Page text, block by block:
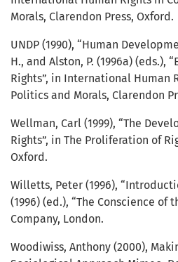
Morals, Clarendon Press, Oxford.
UNDP (1990), “Human
H., and Alston, P. (1996a) (eds.),
Rights”, in International Human
Politics and Morals, Clarendon
Wellman, Carl (1999), “The
Rights”, in The Proliferation of
Oxford.
Willetts, Peter (1996),
(1996) (ed.), “The Conscience of
Company, London.
Woodiwiss, Anthony (2000),